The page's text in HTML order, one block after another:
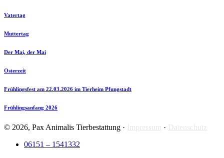
Vatertag
Muttertag
Der Mai, der Mai
Osterzeit
Frühlingsfest am 22.03.2026 im Tierheim Pfungstadt
Frühlingsanfang 2026
© 2026, Pax Animalis Tierbestattung · Impressum · Datenschutz
06151 – 1541332